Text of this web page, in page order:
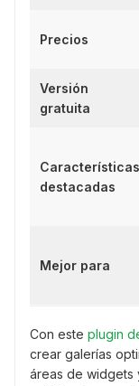
Precios
Versión
gratuita
Características
destacadas
Mejor para
Con este plugin
crear galerías
áreas de widgets